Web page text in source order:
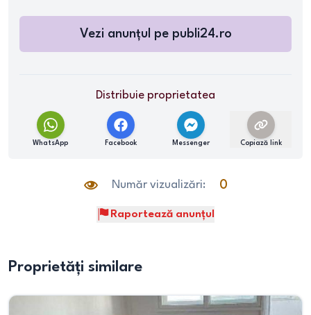
Vezi anunțul pe publi24.ro
Distribuie proprietatea
WhatsApp Facebook Messenger Copiază link
Număr vizualizări: 0
Raportează anunțul
Proprietăți similare